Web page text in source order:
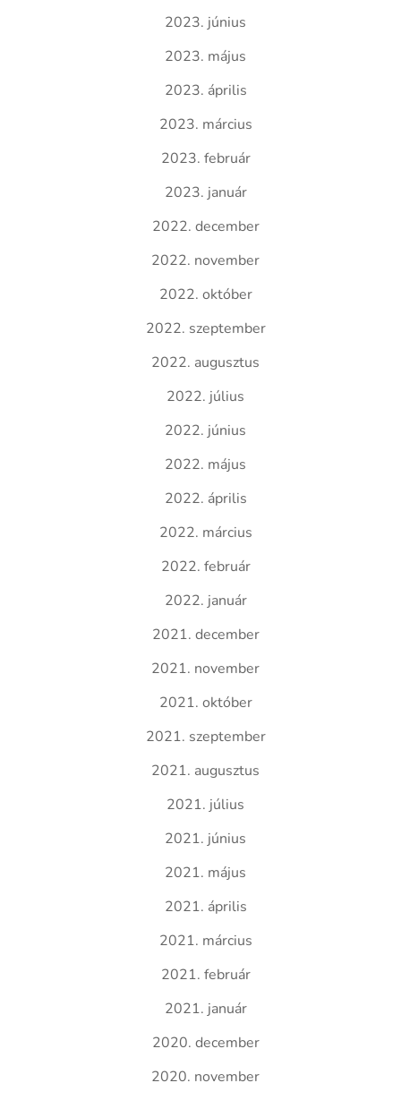
2023. június
2023. május
2023. április
2023. március
2023. február
2023. január
2022. december
2022. november
2022. október
2022. szeptember
2022. augusztus
2022. július
2022. június
2022. május
2022. április
2022. március
2022. február
2022. január
2021. december
2021. november
2021. október
2021. szeptember
2021. augusztus
2021. július
2021. június
2021. május
2021. április
2021. március
2021. február
2021. január
2020. december
2020. november